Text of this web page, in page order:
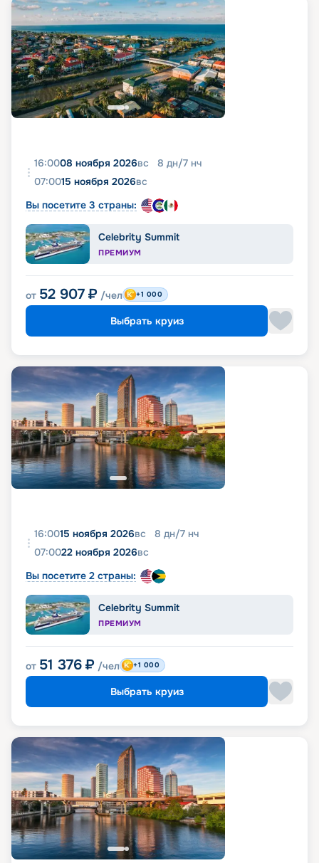
16:0008 ноября 2026вс 8 дн/7 нч
07:0015 ноября 2026вс
Вы посетите 3 страны:
Celebrity Summit
ПРЕМИУМ
от 52 907 ₽ /чел +1 000
Выбрать круиз
16:0015 ноября 2026вс 8 дн/7 нч
07:0022 ноября 2026вс
Вы посетите 2 страны:
Celebrity Summit
ПРЕМИУМ
от 51 376 ₽ /чел +1 000
Выбрать круиз